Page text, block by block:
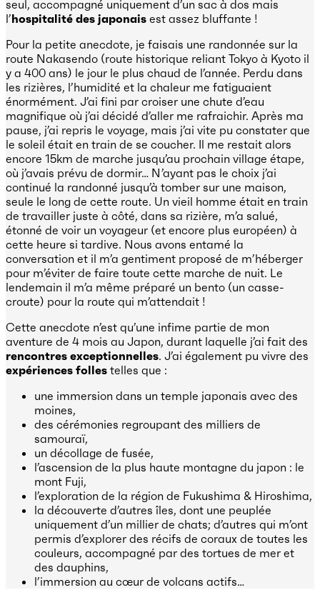
seul, accompagné uniquement d’un sac à dos mais
l’hospitalité des japonais est assez bluffante !
Pour la petite anecdote, je faisais une randonnée sur la
route Nakasendo (route historique reliant Tokyo à Kyoto il
y a 400 ans) le jour le plus chaud de l’année. Perdu dans
les rizières, l’humidité et la chaleur me fatiguaient
énormément. J’ai fini par croiser une chute d’eau
magnifique où j’ai décidé d’aller me rafraichir. Après ma
pause, j’ai repris le voyage, mais j’ai vite pu constater que
le soleil était en train de se coucher. Il me restait alors
encore 15km de marche jusqu’au prochain village étape,
où j’avais prévu de dormir… N’ayant pas le choix j’ai
continué la randonné jusqu’à tomber sur une maison,
seule le long de cette route. Un vieil homme était en train
de travailler juste à côté, dans sa rizière, m’a salué,
étonné de voir un voyageur (et encore plus européen) à
cette heure si tardive. Nous avons entamé la
conversation et il m’a gentiment proposé de m’héberger
pour m’éviter de faire toute cette marche de nuit. Le
lendemain il m’a même préparé un bento (un casse-
croute) pour la route qui m’attendait !
Cette anecdote n’est qu’une infime partie de mon
aventure de 4 mois au Japon, durant laquelle j’ai fait des
rencontres exceptionnelles. J’ai également pu vivre des
expériences folles telles que :
une immersion dans un temple japonais avec des
moines,
des cérémonies regroupant des milliers de
samouraï,
un décollage de fusée,
l’ascension de la plus haute montagne du japon : le
mont Fuji,
l’exploration de la région de Fukushima & Hiroshima,
la découverte d’autres îles, dont une peuplée
uniquement d’un millier de chats; d’autres qui m’ont
permis d’explorer des récifs de coraux de toutes les
couleurs, accompagné par des tortues de mer et
des dauphins,
l’immersion au cœur de volcans actifs…